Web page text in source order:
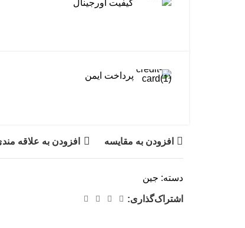
کیفیت اورجینال
پرداخت ایمن
افزودن به مقایسه افزودن به علاقه
دسته: جین
اشتراک‌گذاری: